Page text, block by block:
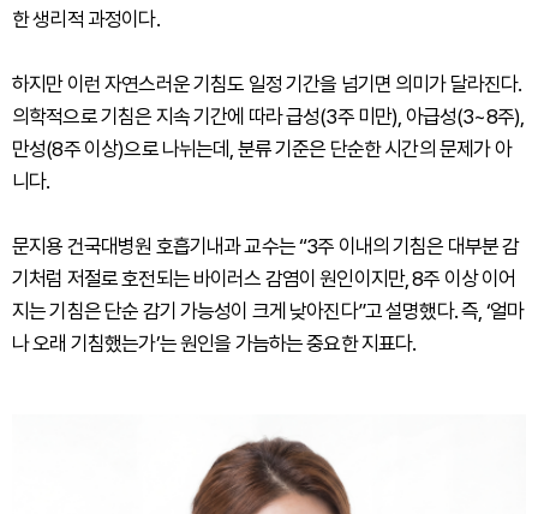
한 생리적 과정이다.
하지만 이런 자연스러운 기침도 일정 기간을 넘기면 의미가 달라진다.
의학적으로 기침은 지속 기간에 따라 급성(3주 미만), 아급성(3~8주),
만성(8주 이상)으로 나뉘는데, 분류 기준은 단순한 시간의 문제가 아
니다.
문지용 건국대병원 호흡기내과 교수는 “3주 이내의 기침은 대부분 감
기처럼 저절로 호전되는 바이러스 감염이 원인이지만, 8주 이상 이어
지는 기침은 단순 감기 가능성이 크게 낮아진다”고 설명했다. 즉, ‘얼마
나 오래 기침했는가’는 원인을 가늠하는 중요한 지표다.